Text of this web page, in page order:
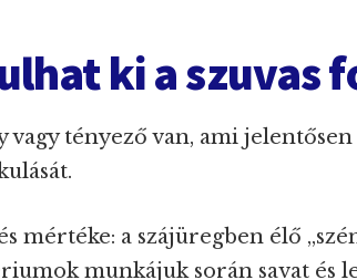
ki a szuvas
tényező van, ami jelentősen
mértéke: a szájüregben élő
munkájuk során savat és